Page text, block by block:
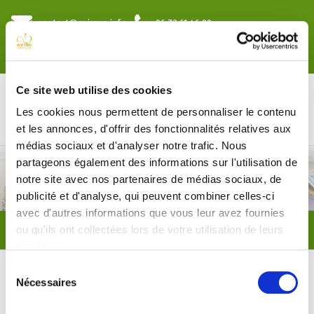
Ce site web utilise des cookies
Les cookies nous permettent de personnaliser le contenu
et les annonces, d'offrir des fonctionnalités relatives aux
médias sociaux et d'analyser notre trafic. Nous
partageons également des informations sur l'utilisation de
notre site avec nos partenaires de médias sociaux, de
publicité et d'analyse, qui peuvent combiner celles-ci
avec d'autres informations que vous leur avez fournies
ou qu'ils ont collectées lors de votre utilisation de leurs
Nécessaires
contact@animeo.info 06 73 61 46 99
Témoignages
Team building
Vous êtes ici : Accueil A propos
Témoignages
Institut Notre-Dame - Septembre 2018 - Moisson
Institut Notre-Dame - Septembre